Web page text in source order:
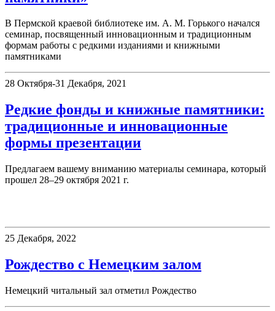
В Пермской краевой библиотеке им. А. М. Горького начался
семинар, посвященный инновационным и традиционным
формам работы с редкими изданиями и книжными
памятниками
28 Октября-31 Декабря, 2021
Редкие фонды и книжные памятники:
традиционные и инновационные
формы презентации
Предлагаем вашему вниманию материалы семинара, который
прошел 28–29 октября 2021 г.
25 Декабря, 2022
Рождество с Немецким залом
Немецкий читальный зал отметил Рождество